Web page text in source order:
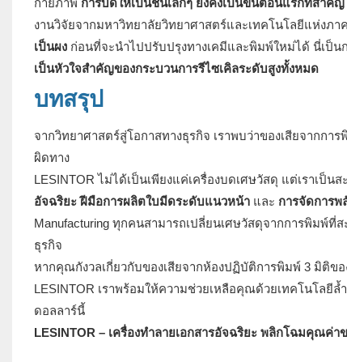
งานวิจัยจากมหาวิทยาลัยวิทยาศาสตร์และเทคโนโลยีแห่งภ
เป็นผงก่อนที่จะนำไปปรับปรุงทางเคมีและพิมพ์ใหม่ได้ นี่เป็
เป็นหัวใจสำคัญของกระบวนการรีไซเคิลระดับสูงทั้งหมด
บทสรุป
จากวิทยาศาสตร์สู่โอกาสทางธุรกิจ เราพบว่าของเสียจากก
ผิดทาง
LESINTOR ไม่ได้เป็นเพียงแค่เครื่องบดเศษวัสดุ แต่เราเป็น
อัจฉริยะ ฝีมือการผลิตใบมีดระดับแนวหน้าและ การจัดการ
Manufacturing ทุกคนสามารถเปลี่ยนเศษวัสดุจากการพิมพ์
ธุรกิจ
หากคุณกังวลเกี่ยวกับของเสียจากห้องปฏิบัติการพิมพ์ 3 มิติ
LESINTOR เราพร้อมให้ความช่วยเหลือคุณด้วยเทคโนโลยี
ดอลลาร์นี้
LESINTOR – เครื่องทำลายเอกสารอัจฉริยะ พลิกโฉมคุณค่า